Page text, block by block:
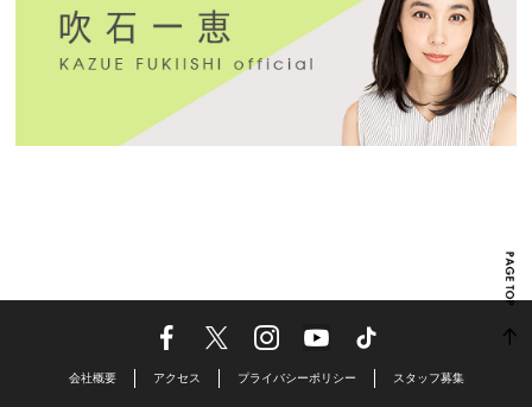
会社概要 アクセス プライバシーポリシー スタッフ募集